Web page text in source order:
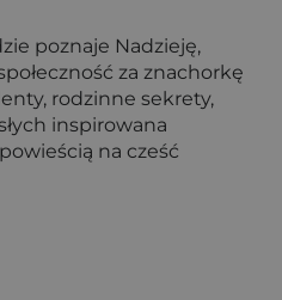
poznaje Nadzieję,
za znachorkę
rodzinne sekrety,
inspirowana
na cześć